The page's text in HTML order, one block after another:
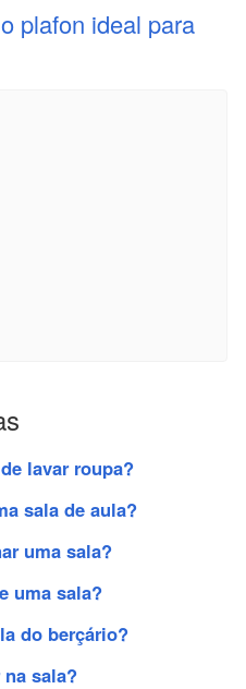
plafon ideal para
lavar roupa?
sala de aula?
uma sala?
uma sala?
do berçário?
sala?